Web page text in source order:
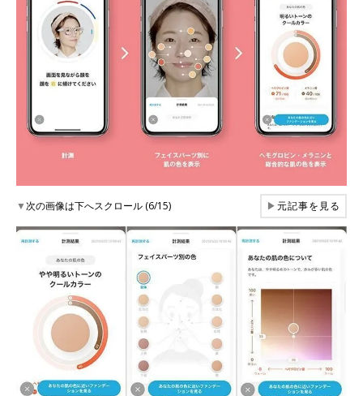
▼次の画像は下へスクロール (6/15) ▶元記事を見る